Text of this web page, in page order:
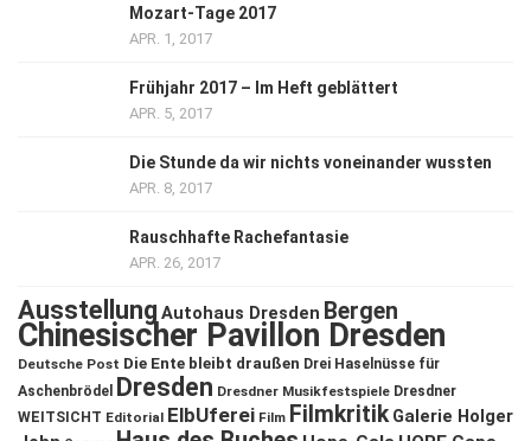
Mozart-Tage 2017
APR. 1, 2017
Frühjahr 2017 – Im Heft geblättert
APR. 5, 2017
Die Stunde da wir nichts voneinander wussten
APR. 8, 2017
Rauschhafte Rachefantasie
APR. 26, 2017
Ausstellung Autohaus Dresden Bergen
Chinesischer Pavillon Dresden
Deutsche Post Die Ente bleibt draußen Drei Haselnüsse für
Aschenbrödel
Dresden Dresdner Musikfestspiele Dresdner
WEITSICHT Editorial ElbUferei Film Filmkritik Galerie Holger